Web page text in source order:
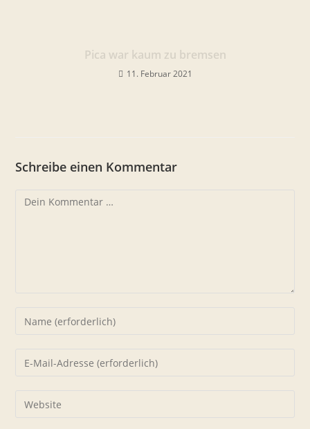
Pica war kaum zu bremsen
11. Februar 2021
Schreibe einen Kommentar
Kommentar
Gib
oder
zum
Gib
Mail-
Gib